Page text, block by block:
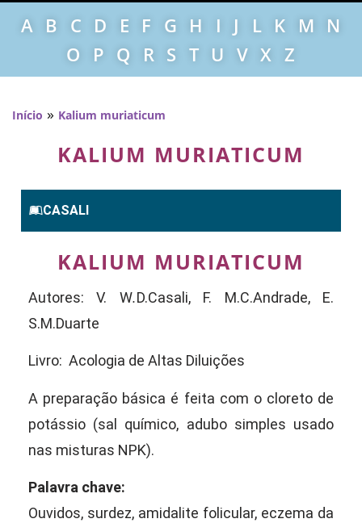
A B C D E F G H I J L K M N
O
P Q R S T U V X Z
Início » Kalium muriaticum
KALIUM MURIATICUM
CASALI
KALIUM MURIATICUM
Autores: V. W.D.Casali, F. M.C.Andrade, E.
S.M.Duarte
Livro: Acologia de Altas Diluições
A preparação básica é feita com o cloreto de
potássio (sal químico, adubo simples usado
nas misturas NPK).
Palavra chave:
Ouvidos, surdez, amidalite folicular, eczema da